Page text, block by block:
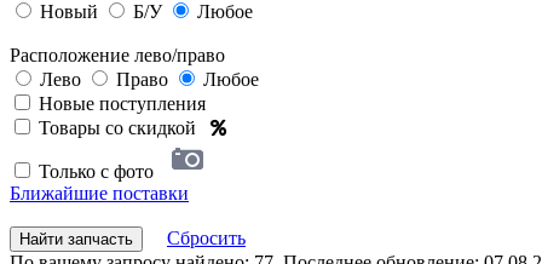
Новый
Б/У Любое
Расположение лево/право
Лево
Право
Любое
Новые поступления
Товары со скидкой
Только с фото
Ближайшие поставки
Найти запчасть
Сбросить